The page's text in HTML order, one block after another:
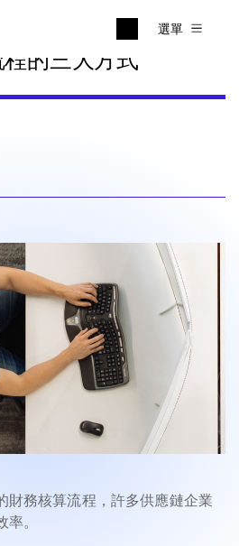
選單
的三大方式
財務核算流程，許多供應鏈企業
。